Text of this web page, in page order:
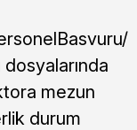
mezun
durum